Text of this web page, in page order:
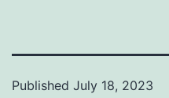
Published July 18, 2023